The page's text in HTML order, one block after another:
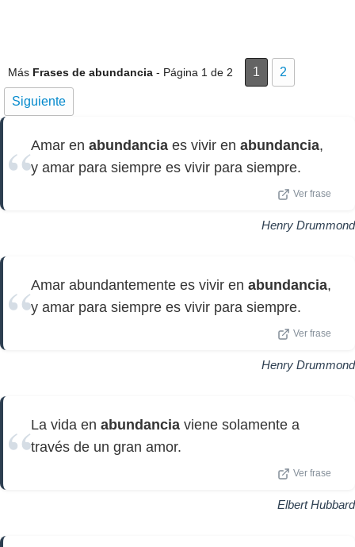
Más Frases de abundancia - Página 1 de 2 1 2
Siguiente
Amar en abundancia es vivir en abundancia,
y amar para siempre es vivir para siempre.
Ver frase
Henry Drummond
Amar abundantemente es vivir en abundancia,
y amar para siempre es vivir para siempre.
Ver frase
Henry Drummond
La vida en abundancia viene solamente a
través de un gran amor.
Ver frase
Elbert Hubbard